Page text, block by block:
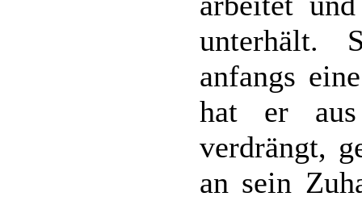
unterhält.
anfangs
hat er
verdrängt,
an sein